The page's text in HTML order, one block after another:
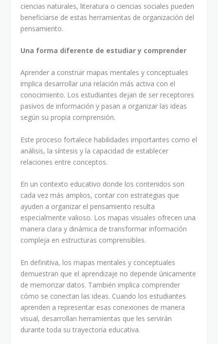
ciencias naturales, literatura o ciencias sociales pueden
beneficiarse de estas herramientas de organización del
pensamiento.
Una forma diferente de estudiar y comprender
Aprender a construir mapas mentales y conceptuales
implica desarrollar una relación más activa con el
conocimiento. Los estudiantes dejan de ser receptores
pasivos de información y pasan a organizar las ideas
según su propia comprensión.
Este proceso fortalece habilidades importantes como el
análisis, la síntesis y la capacidad de establecer
relaciones entre conceptos.
En un contexto educativo donde los contenidos son
cada vez más amplios, contar con estrategias que
ayuden a organizar el pensamiento resulta
especialmente valioso. Los mapas visuales ofrecen una
manera clara y dinámica de transformar información
compleja en estructuras comprensibles.
En definitiva, los mapas mentales y conceptuales
demuestran que el aprendizaje no depende únicamente
de memorizar datos. También implica comprender
cómo se conectan las ideas. Cuando los estudiantes
aprenden a representar esas conexiones de manera
visual, desarrollan herramientas que les servirán
durante toda su trayectoria educativa.